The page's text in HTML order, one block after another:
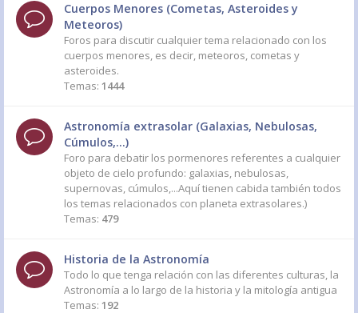
Cuerpos Menores (Cometas, Asteroides y
Meteoros)
Foros para discutir cualquier tema relacionado con los
cuerpos menores, es decir, meteoros, cometas y
asteroides.
Temas: 1444
Astronomía extrasolar (Galaxias, Nebulosas,
Cúmulos,...)
Foro para debatir los pormenores referentes a cualquier
objeto de cielo profundo: galaxias, nebulosas,
supernovas, cúmulos,...Aquí tienen cabida también todos
los temas relacionados con planeta extrasolares.)
Temas: 479
Historia de la Astronomía
Todo lo que tenga relación con las diferentes culturas, la
Astronomía a lo largo de la historia y la mitología antigua
Temas: 192